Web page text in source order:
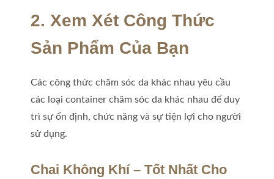
2. Xem Xét Công Thức
Sản Phẩm Của Bạn
Các công thức chăm sóc da khác nhau yêu cầu
các loại container chăm sóc da khác nhau để duy
trì sự ổn định, chức năng và sự tiện lợi cho người
sử dụng.
Chai Không Khí – Tốt Nhất Cho